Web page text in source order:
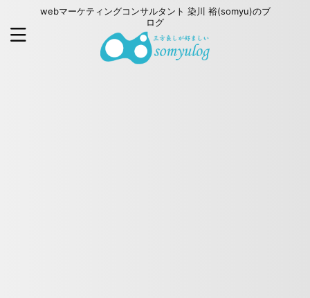
webマーケティングコンサルタント 染川 裕(somyu)のブ
ログ